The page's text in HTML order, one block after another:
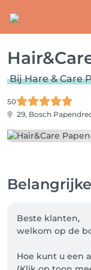
Bij Hare & Care
50
29, Bosch
Beste klanten,
welkom op de
Hoe kunt u een